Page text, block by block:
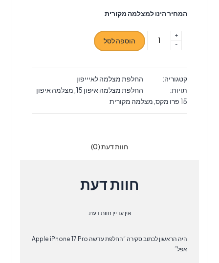
המחיר הינו למצלמה מקורית
כמות
Apple
iPhone
17
-
+
הוספה לסל
קטגוריה:
החלפת מצלמה לאיייפון
תויות:
החלפת מצלמה איפון 15
מצלמה איפון
15 פרו מקס
מצלמה מקורית
חוות דעת (0)
חוות דעת
אין עדיין חוות דעת.
היה הראשון לכתוב סקירה “‏החלפת עדשה Apple iPhone 17 Pro
אפל”